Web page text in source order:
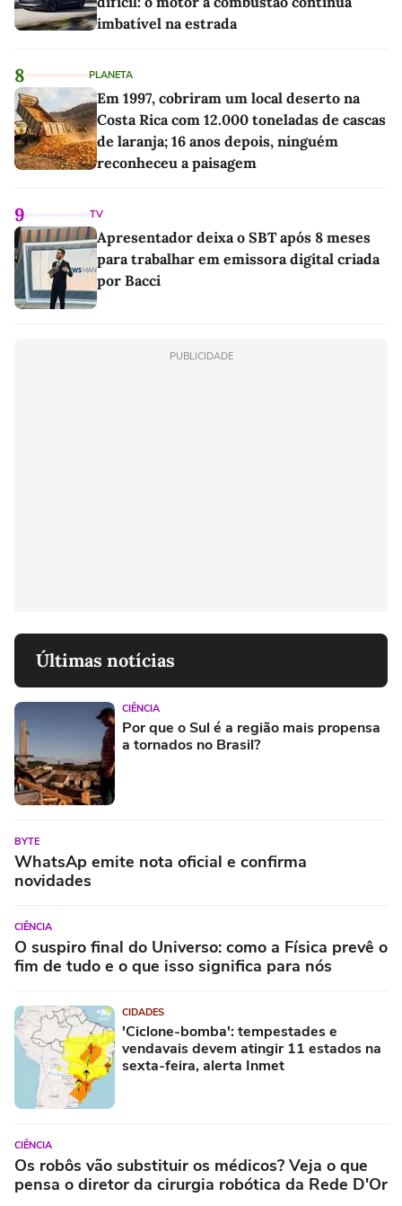
imbatível na estrada
8 PLANETA
Em 1997, cobriram um local deserto na
Costa Rica com 12.000 toneladas de cascas
de laranja; 16 anos depois, ninguém
reconheceu a paisagem
9 TV
Apresentador deixa o SBT após 8 meses
para trabalhar em emissora digital criada
por Bacci
PUBLICIDADE
Últimas notícias
CIÊNCIA
Por que o Sul é a região mais propensa
a tornados no Brasil?
BYTE
WhatsAp emite nota oficial e confirma
novidades
CIÊNCIA
O suspiro final do Universo: como a Física prevê o
fim de tudo e o que isso significa para nós
CIDADES
'Ciclone-bomba': tempestades e
vendavais devem atingir 11 estados na
sexta-feira, alerta Inmet
CIÊNCIA
Os robôs vão substituir os médicos? Veja o que
pensa o diretor da cirurgia robótica da Rede D'Or